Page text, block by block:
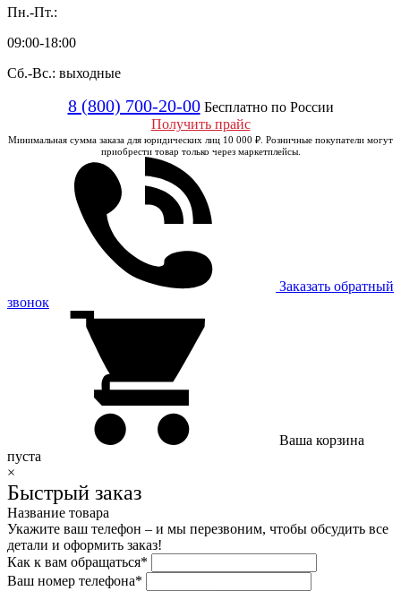
Пн.-Пт.:
09:00-18:00
Сб.-Вс.: выходные
8 (800) 700-20-00 Бесплатно по России
Получить прайс
Минимальная сумма заказа для юридических лиц 10 000 ₽. Розничные покупатели могут
приобрести товар только через маркетплейсы.
Заказать обратный
звонок
Ваша корзина
пуста
×
Быстрый заказ
Название товара
Укажите ваш телефон – и мы перезвоним, чтобы обсудить все
детали и оформить заказ!
Как к вам обращаться*
Ваш номер телефона*